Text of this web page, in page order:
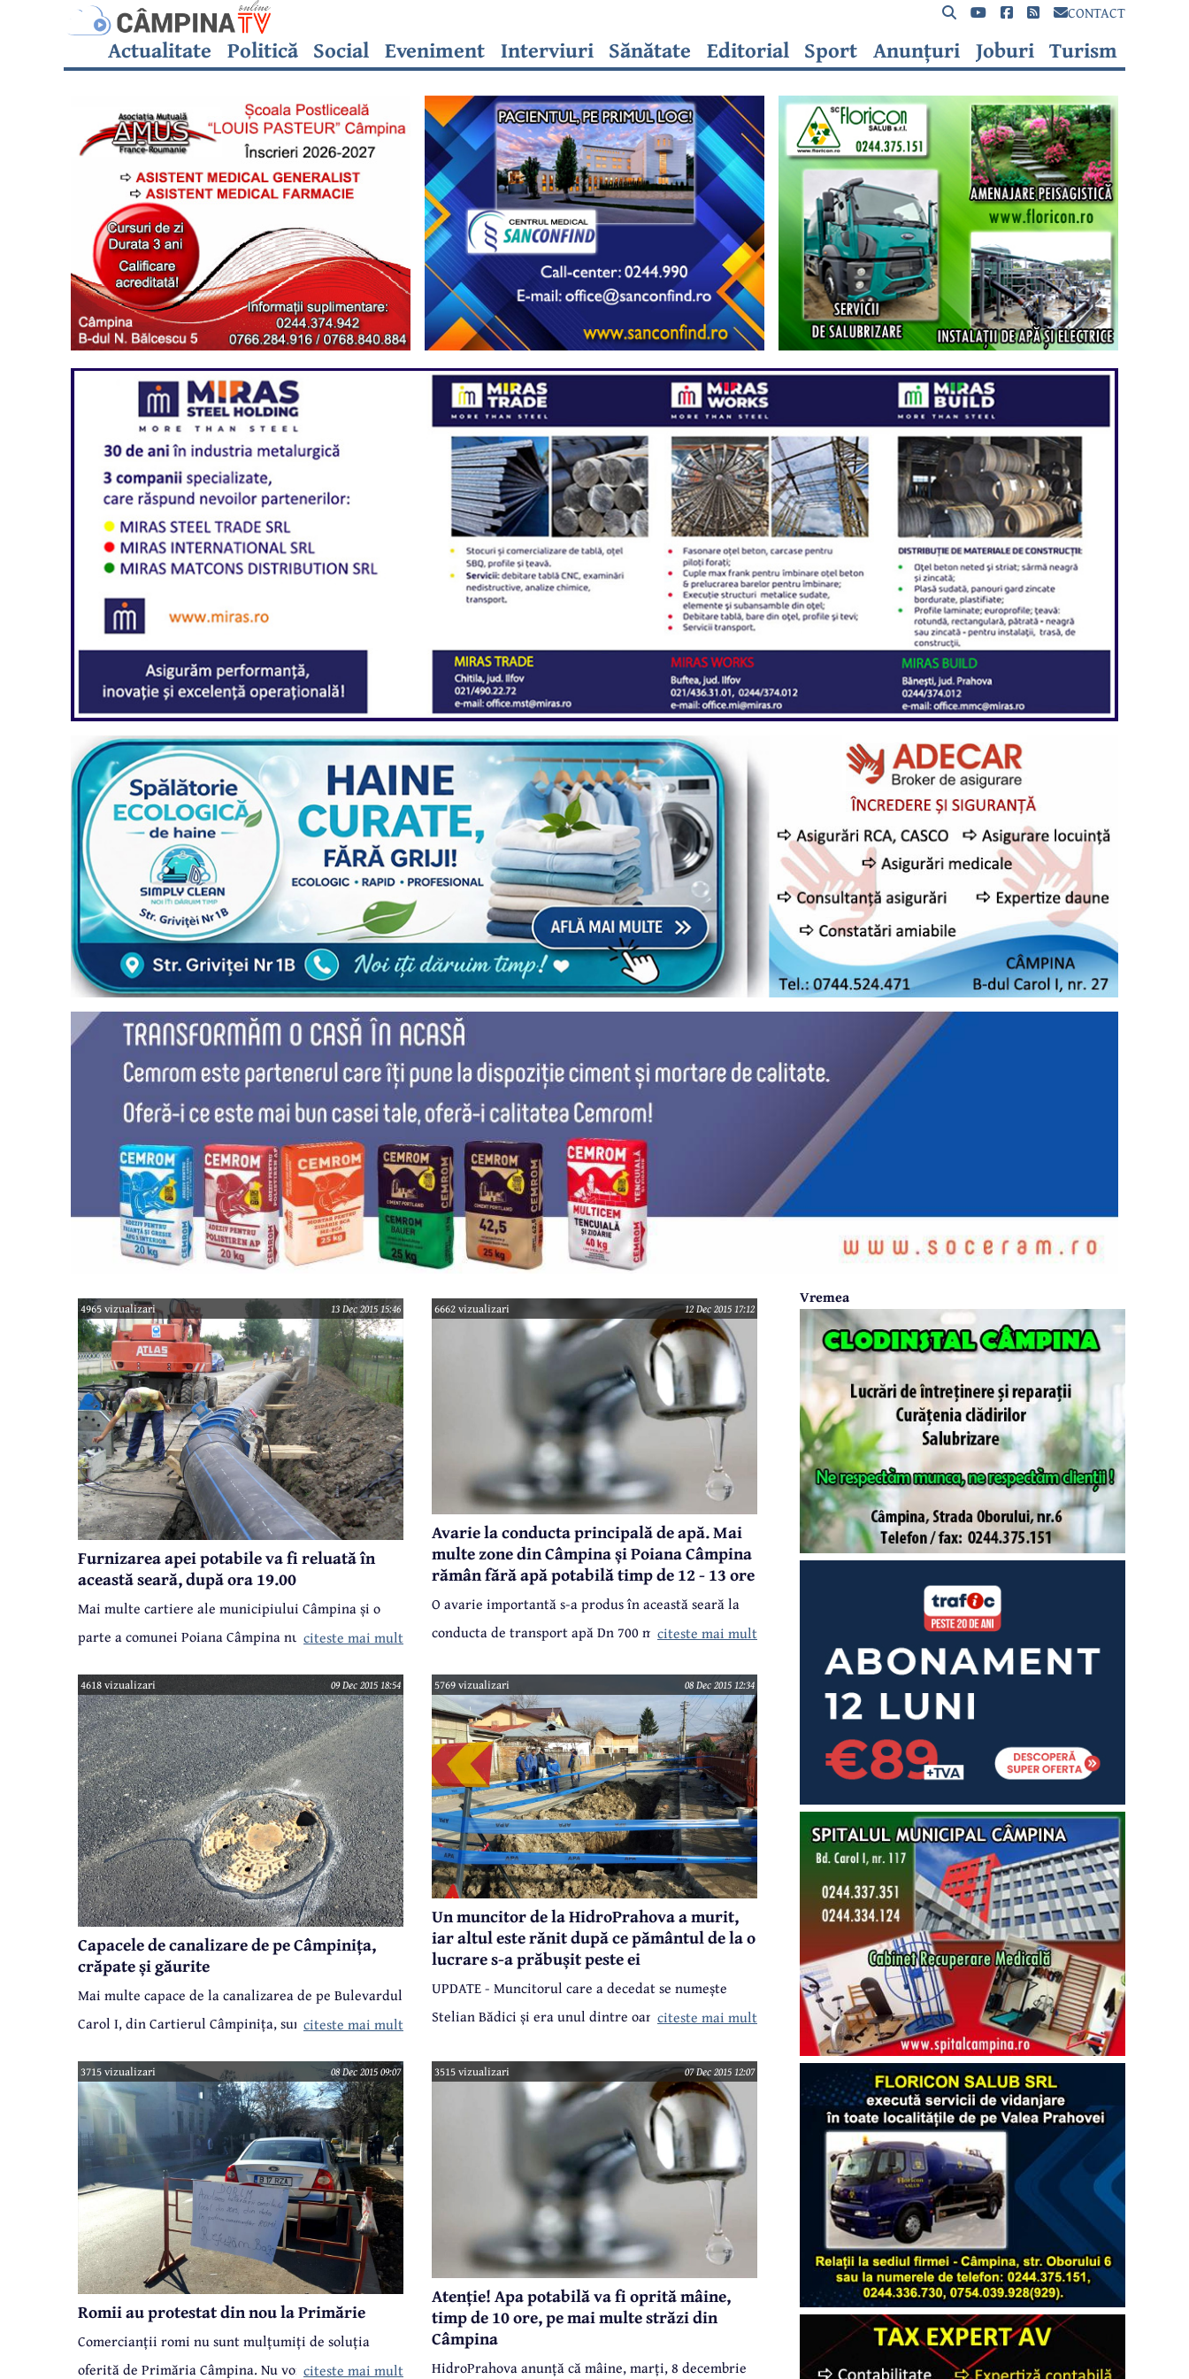
CONTACT
Actualitate Politică Social Eveniment Interviuri Sănătate Editorial Sport Anunțuri Joburi Turism
4965 vizualizari 13 Dec 2015 15:46
Furnizarea apei potabile va fi reluată în
această seară, după ora 19.00
Mai multe cartiere ale municipiului Câmpina și o
parte a comunei Poiana Câmpina nu au apă potabilă
după producerea unei avarii la conducta de
transport Dn 700 și a anunțat că va relua
alimentarea cu apă astăzi, în jurul orei 10.00, după
efectuarea intervențiilor necesare. Din păcate, nici
până la această oră problema nu a fost rezolvată.
citeste mai mult
6662 vizualizari 12 Dec 2015 17:12
Avarie la conducta principală de apă. Mai
multe zone din Câmpina și Poiana Câmpina
rămân fără apă potabilă timp de 12 - 13 ore
O avarie importantă s-a produs în această seară la
conducta de transport apă Dn 700 mm de pe Șoseaua
apei potabile din această seară, de la ora 21.00, până
mâine în jurul orei 10.00.
citeste mai mult
4618 vizualizari 09 Dec 2015 18:54
Capacele de canalizare de pe Câmpinița,
crăpate și găurite
Mai multe capace de la canalizarea de pe Bulevardul
Carol I, din Cartierul Câmpinița, sunt fisurate, iar
situație ne-a fost semnalată de mai mulți locuitori
din zonă, care sunt convinși că aceste capace vor
ceda complet în momentul în care traficul rutier va
fi reluat complet pe Câmpinița.
citeste mai mult
5769 vizualizari 08 Dec 2015 12:34
Un muncitor de la HidroPrahova a murit,
iar altul este rănit după ce pământul de la o
lucrare s-a prăbușit peste ei
UPDATE - Muncitorul care a decedat se numește
Stelian Bădici și era unul dintre oamenii cu
Claudiu Cărăușu și este, într-adevăr, în afara
oricărui pericol.
citeste mai mult
3715 vizualizari 08 Dec 2015 09:07
Romii au protestat din nou la Primărie
Comercianții romi nu sunt mulțumiți de soluția
oferită de Primăria Câmpina. Nu vor să vândă vâsc,
citeste mai mult
3515 vizualizari 07 Dec 2015 12:07
Atenție! Apa potabilă va fi oprită mâine,
timp de 10 ore, pe mai multe străzi din
Câmpina
HidroPrahova anunță că mâine, marți, 8 decembrie
Vremea